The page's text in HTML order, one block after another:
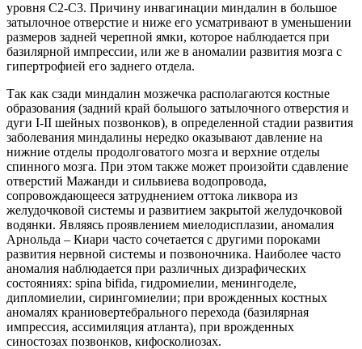
уровня С2-С3. Причину инвагинации миндалин в большое
затылочное отверстие и ниже его усматривают в уменьшении
размеров задней черепной ямки, которое наблюдается при
базилярной импрессии, или же в аномалии развития мозга с
гипертрофией его заднего отдела.
Так как сзади миндалин мозжечка располагаются костные
образования (задний край большого затылочного отверстия и
дуги I-II шейных позвонков), в определенной стадии развития
заболевания миндалины нередко оказывают давление на
нижние отделы продолговатого мозга и верхние отделы
спинного мозга. При этом также может произойти сдавление
отверстий Мажанди и сильвиева водопровода,
сопровождающееся затруднением оттока ликвора из
желудочковой системы и развитием закрытой желудочковой
водянки. Являясь проявлением миелодисплазии, аномалия
Арнольда – Киари часто сочетается с другими пороками
развития нервной системы и позвоночника. Наиболее часто
аномалия наблюдается при различных дизрафических
состояниях: spina bifida, гидромиелии, менингоделе,
дипломиелии, сирингомиелии; при врожденных костных
аномалях краниовертебрального перехода (базилярная
импрессия, ассимиляция атланта), при врожденных
синостозах позвонков, кифосколиозах.